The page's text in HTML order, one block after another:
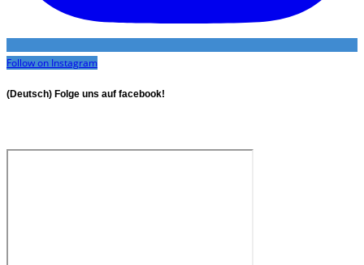
Follow on Instagram
(Deutsch) Folge uns auf facebook!